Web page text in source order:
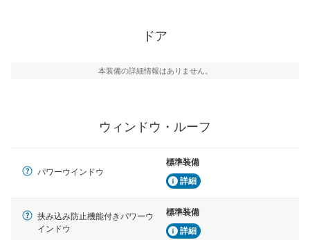
ドア
本装備の詳細情報はありません。
ウィンドウ・ルーフ
パワーウインドウ
標準装備
詳細
挟み込み防止機能付きパワーウ
インドウ
標準装備
詳細